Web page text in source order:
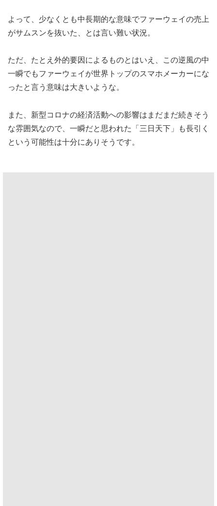
よって、少なくとも中長期的な意味でファーウェイの売上
がサムスンを抜いた、とは言い難い状況。
ただ、たとえ外的要因によるものとはいえ、この逆風の中
一瞬でもファーウェイが世界トップのスマホメーカーにな
ったと言う意味は大きいような。
また、新型コロナの経済活動への影響はまだまだ続きそう
な雰囲気なので、一瞬だと思われた「三日天下」も長引く
という可能性は十分にありそうです。